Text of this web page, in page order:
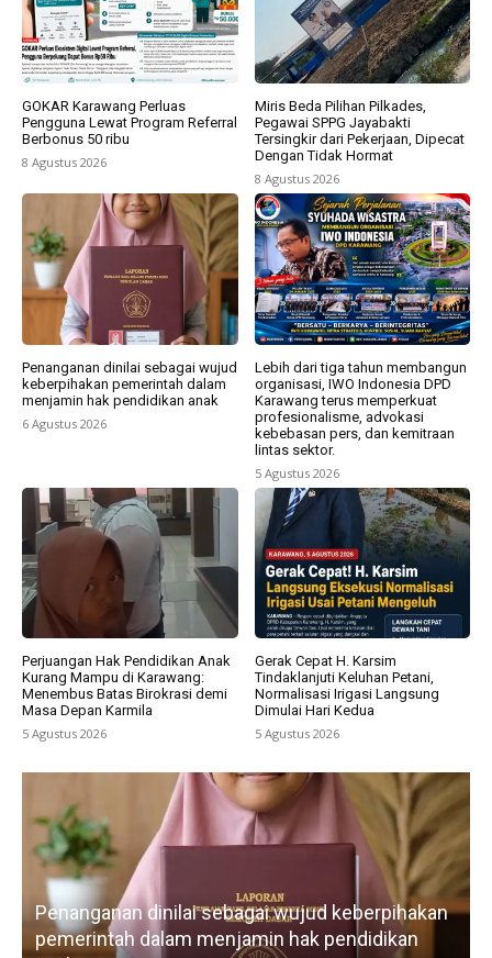
GOKAR Karawang Perluas
Pengguna Lewat Program Referral
Berbonus 50 ribu
8 Agustus 2026
Miris Beda Pilihan Pilkades,
Pegawai SPPG Jayabakti
Tersingkir dari Pekerjaan, Dipecat
Dengan Tidak Hormat
8 Agustus 2026
Penanganan dinilai sebagai wujud
keberpihakan pemerintah dalam
menjamin hak pendidikan anak
6 Agustus 2026
Lebih dari tiga tahun membangun
organisasi, IWO Indonesia DPD
Karawang terus memperkuat
profesionalisme, advokasi
kebebasan pers, dan kemitraan
lintas sektor.
5 Agustus 2026
Perjuangan Hak Pendidikan Anak
Kurang Mampu di Karawang:
Menembus Batas Birokrasi demi
Masa Depan Karmila
5 Agustus 2026
Gerak Cepat H. Karsim
Tindaklanjuti Keluhan Petani,
Normalisasi Irigasi Langsung
Dimulai Hari Kedua
5 Agustus 2026
Lebih dari tiga tahun membangun organisasi,
IWO Indonesia DPD Karawang terus
memperkuat profesionalisme, advokasi